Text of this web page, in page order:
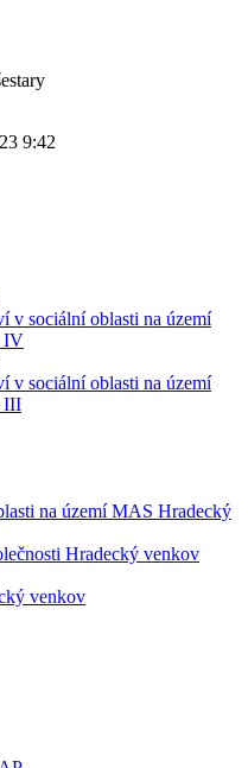
9:42
v sociální oblasti na území
IV
v sociální oblasti na území
III
na území MAS Hradecký
Hradecký venkov
venkov